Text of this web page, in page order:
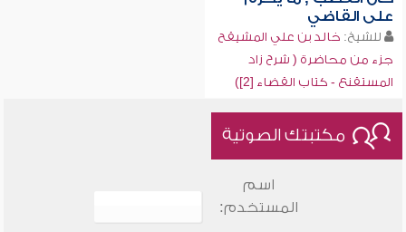
على القاضي
للشيخ: خالد بن علي المشيقح
جزء من محاضرة ( شرح زاد
المستقنع - كتاب القضاء [2])
مكتبتك الصوتية
اسم
المستخدم: